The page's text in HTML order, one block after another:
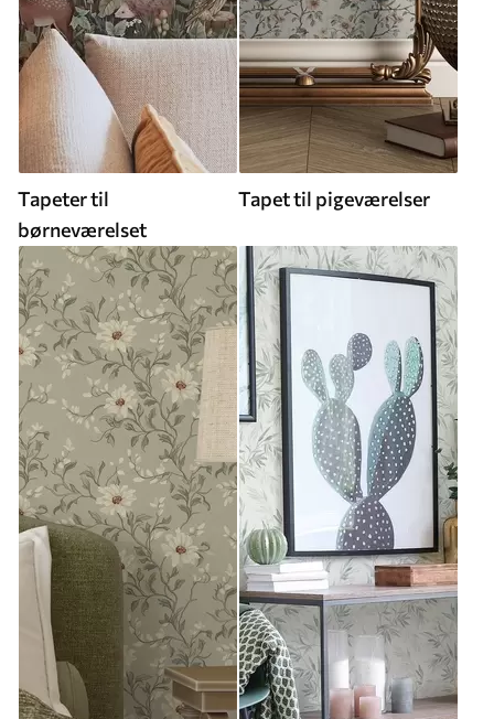
Tapeter til
børneværelset
Tapet til pigeværelser